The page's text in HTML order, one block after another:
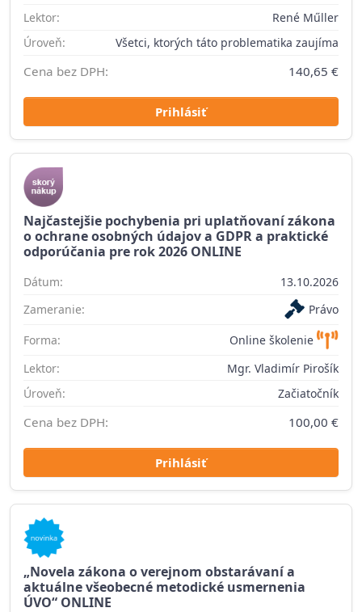
Lektor:
René Műller
Úroveň:
Všetci, ktorých táto problematika zaujíma
Cena bez DPH: 140,65 €
Prihlásiť
Najčastejšie pochybenia pri uplatňovaní zákona
o ochrane osobných údajov a GDPR a praktické
odporúčania pre rok 2026 ONLINE
Dátum:
13.10.2026
Zameranie:
Právo
Forma:
Online školenie
Lektor:
Mgr. Vladimír Pirošík
Úroveň:
Začiatočník
Cena bez DPH: 100,00 €
Prihlásiť
„Novela zákona o verejnom obstarávaní a
aktuálne všeobecné metodické usmernenia
ÚVO“ ONLINE